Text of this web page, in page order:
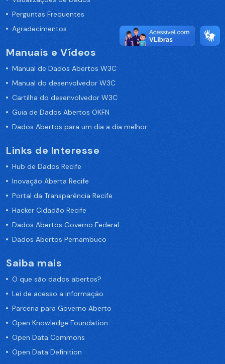
Perguntas Frequentes
Agradecimentos
Manuais e Vídeos
Manual de Dados Abertos W3C
Manual do desenvolvedor W3C
Cartilha do desenvolvedor W3C
Guia de Dados Abertos OKFN
Dados Abertos para um dia a dia melhor
Links de Interesse
Hub de Dados Recife
Inovação Aberta Recife
Portal da Transparência Recife
Hacker Cidadão Recife
Dados Abertos Governo Federal
Dados Abertos Pernambuco
Saiba mais
O que são dados abertos?
Lei de acesso a informação
Parceria para Governo Aberto
Open Knowledge Foundation
Open Data Commons
Open Data Definition